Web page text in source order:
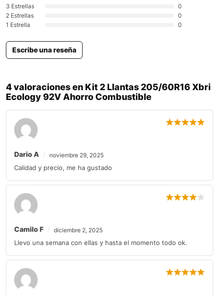
3 Estrellas
0
2 Estrellas
0
1 Estrella
0
Escribe una reseña
4 valoraciones en Kit 2 Llantas 205/60R16 Xbri
Ecology 92V Ahorro Combustible
Dario A noviembre 29, 2025
Calidad y precio, me ha gustado
Camilo F diciembre 2, 2025
Llevo una semana con ellas y hasta el momento todo ok.